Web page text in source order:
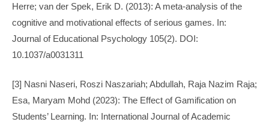
Herre; van der Spek, Erik D. (2013): A meta-analysis of the
cognitive and motivational effects of serious games. In:
Journal of Educational Psychology 105(2). DOI:
10.1037/a0031311
[3] Nasni Naseri, Roszi Naszariah; Abdullah, Raja Nazim Raja;
Esa, Maryam Mohd (2023): The Effect of Gamification on
Students’ Learning. In: International Journal of Academic